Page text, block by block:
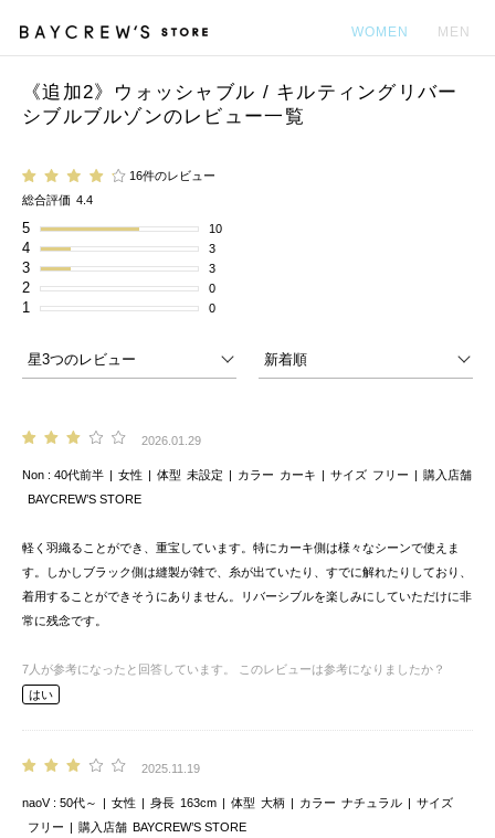
WOMEN MEN
《追加2》ウォッシャブル / キルティングリバー
シブルブルゾンのレビュー一覧
16件のレビュー
総合評価 4.4
5 10
4 3
3 3
2 0
1 0
2026.01.29
Non 40代前半 女性 体型 未設定 カラー カーキ サイズ フリー
購入店舗
BAYCREW’S STORE
軽く羽織ることができ、重宝しています。特にカーキ側は様々なシーンで使えま
す。しかしブラック側は縫製が雑で、糸が出ていたり、すでに解れたりしており、
着用することができそうにありません。リバーシブルを楽しみにしていただけに非
常に残念です。
7 人が参考になったと回答しています。
このレビューは参考になりましたか？
はい
2025.11.19
naoV 50代～ 女性 身長 163cm 体型 大柄 カラー ナチュラル
サイズ
フリー
購入店舗 BAYCREW’S STORE